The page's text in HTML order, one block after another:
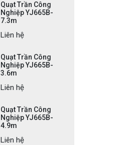
Quạt Trần Công
Nghiệp YJ665B-
7.3m
Liên hệ
Quạt Trần Công
Nghiệp YJ665B-
3.6m
Liên hệ
Quạt Trần Công
Nghiệp YJ665B-
4.9m
Liên hệ